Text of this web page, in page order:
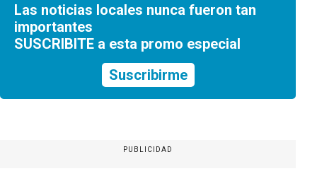
Las noticias locales nunca fueron tan
importantes
SUSCRIBITE a esta promo especial
Suscribirme
PUBLICIDAD